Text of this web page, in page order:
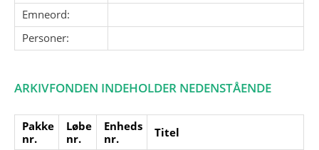
Emneord:
Personer:
ARKIVFONDEN INDEHOLDER NEDENSTÅENDE
Pakke
nr.
Løbe
nr.
Enheds
nr.
Titel